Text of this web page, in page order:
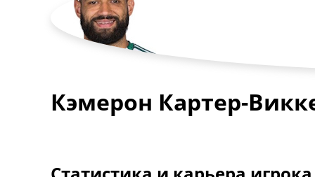
Последние комментарии
Конкурс прогнозов
Логин
Рейтинги
Турниры
Чемпионат Мира
Кэмерон Картер-